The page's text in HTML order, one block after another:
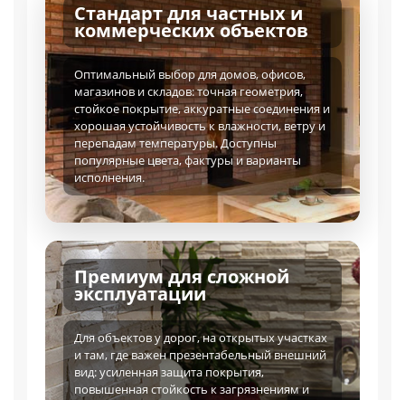
Стандарт для частных и
коммерческих объектов
Оптимальный выбор для домов, офисов,
магазинов и складов: точная геометрия,
стойкое покрытие, аккуратные соединения и
хорошая устойчивость к влажности, ветру и
перепадам температуры. Доступны
популярные цвета, фактуры и варианты
исполнения.
Премиум для сложной
эксплуатации
Для объектов у дорог, на открытых участках
и там, где важен презентабельный внешний
вид: усиленная защита покрытия,
повышенная стойкость к загрязнениям и